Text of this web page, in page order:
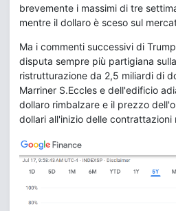
brevemente i massimi di tre
mentre il dollaro è sceso sul
Ma i commenti successivi di
disputa sempre più partigiana
ristrutturazione da 2,5 miliardi di
Marriner S.Eccles e dell'edificio
dollaro rimbalzare e il prezzo
dollari all'inizio delle contrattazioni